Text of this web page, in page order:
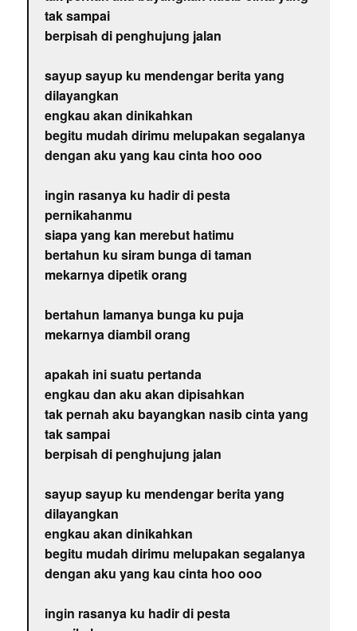
tak sampai
berpisah di penghujung jalan
sayup sayup ku mendengar berita yang
dilayangkan
engkau akan dinikahkan
begitu mudah dirimu melupakan segalanya
dengan aku yang kau cinta hoo ooo
ingin rasanya ku hadir di pesta
pernikahanmu
siapa yang kan merebut hatimu
bertahun ku siram bunga di taman
mekarnya dipetik orang
bertahun lamanya bunga ku puja
mekarnya diambil orang
apakah ini suatu pertanda
engkau dan aku akan dipisahkan
tak pernah aku bayangkan nasib cinta yang
tak sampai
berpisah di penghujung jalan
sayup sayup ku mendengar berita yang
dilayangkan
engkau akan dinikahkan
begitu mudah dirimu melupakan segalanya
dengan aku yang kau cinta hoo ooo
ingin rasanya ku hadir di pesta